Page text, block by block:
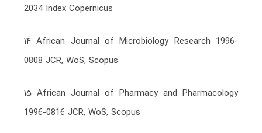
2034 Index Copernicus
١۴ African Journal of Microbiology Research 1996-
0808 JCR, WoS, Scopus
١۵ African Journal of Pharmacy and Pharmacology
1996-0816 JCR, WoS, Scopus